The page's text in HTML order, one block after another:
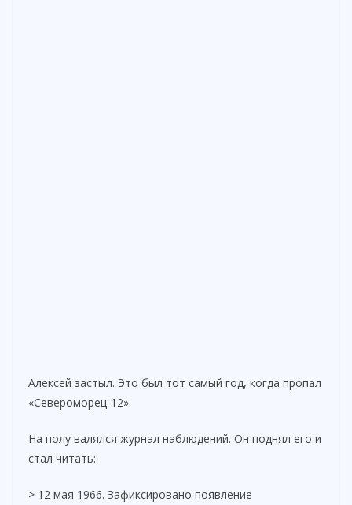
Алексей застыл. Это был тот самый год, когда пропал
«Североморец-12».
На полу валялся журнал наблюдений. Он поднял его и
стал читать:
> 12 мая 1966. Зафиксировано появление